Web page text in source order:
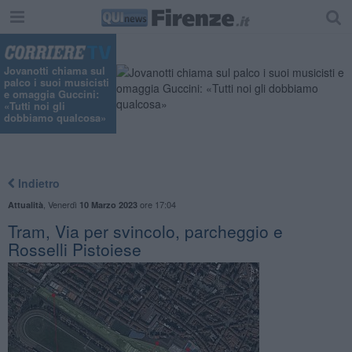
Jovanotti chiama sul
palco i suoi musicisti
e omaggia Guccini:
«Tutti noi gli
dobbiamo qualcosa»
Indietro
Attualità Venerdì 10 Marzo 2023ore 17:04
Tram, Via per svincolo, parcheggio e
Rosselli Pistoiese